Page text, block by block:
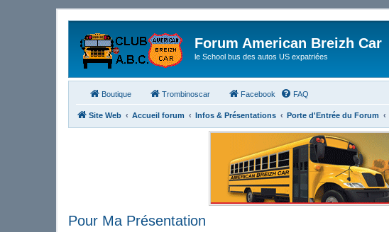
Forum American Breizh Car
le School bus des autos US expatriées
Boutique Trombinoscar Facebook FAQ
Site Web Accueil forum Infos & Présentations Porte d'Entrée du Forum
Pour Ma Présentation